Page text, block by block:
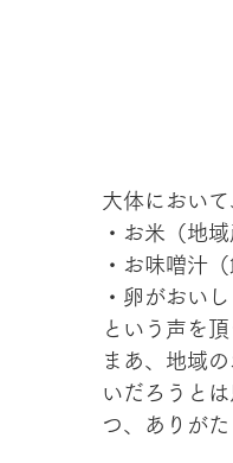
大体において
・お米（地
・お味噌汁
・卵がおい
という声を
まあ、地域
いだろうと
つ、ありが